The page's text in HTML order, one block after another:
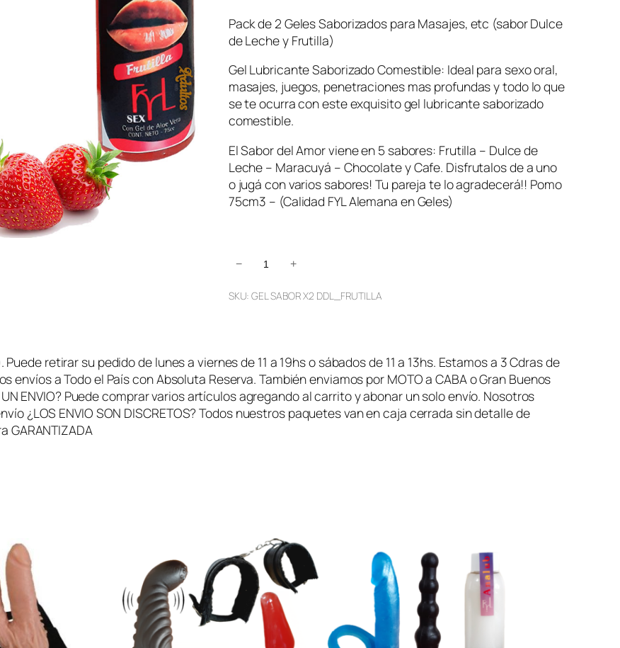
Pack de 2 Geles Saborizados para Masajes, etc (sabor Dulce
de Leche y Frutilla)
Gel Lubricante Saborizado Comestible: Ideal para sexo oral,
masajes, juegos, penetraciones mas profundas y todo lo que
se te ocurra con este exquisito gel lubricante saborizado
comestible.
El Sabor del Amor viene en 5 sabores: Frutilla – Dulce de
Leche – Maracuyá – Chocolate y Cafe. Disfrutalos de a uno
o jugá con varios sabores! Tu pareja te lo agradecerá!! Pomo
75cm3 – (Calidad FYL Alemana en Geles)
e
S
a
b
o
L
u
r
i
− +
SKU: GEL SABOR X2 DDL_FRUTILLA
retirar su pedido de lunes a viernes de 11 a 19hs o sábados de 11 a 13hs. Estamos a 3 Cdras de
envíos a Todo el País con Absoluta Reserva. También enviamos por MOTO a CABA o Gran Buenos
UN ENVIO? Puede comprar varios artículos agregando al carrito y abonar un solo envío. Nosotros
¿LOS ENVIO SON DISCRETOS? Todos nuestros paquetes van en caja cerrada sin detalle de
GARANTIZADA